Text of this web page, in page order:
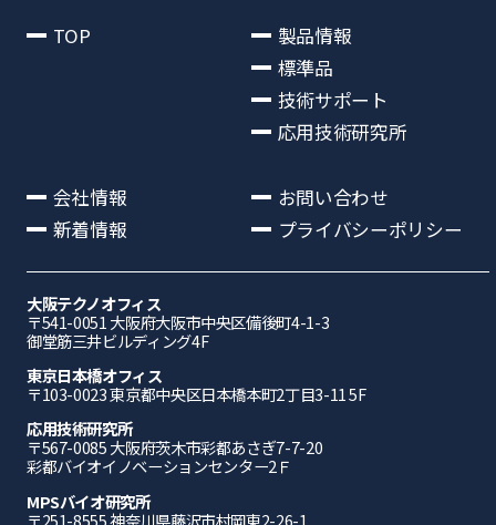
TOP
製品情報
標準品
技術サポート
応用技術研究所
会社情報
新着情報
お問い合わせ
プライバシーポリシー
大阪テクノオフィス
〒541-0051 ⼤阪府⼤阪市中央区備後町4-1-3
御堂筋三井ビルディング4F
東京日本橋オフィス
〒103-0023 東京都中央区日本橋本町2丁目3-11 5F
応⽤技術研究所
〒567-0085 ⼤阪府茨⽊市彩都あさぎ7-7-20
彩都バイオイノベーションセンター2Ｆ
MPSバイオ研究所
〒251-8555 神奈川県藤沢市村岡東2-26-1